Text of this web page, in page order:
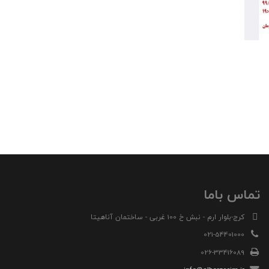
تماس باما
کرج-بلوار ارم - نبش خ 100 غربی - ساختمان آناهیتا
021-54401000
026-33416089